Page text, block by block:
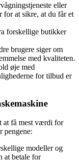
eller
for at sikre, at du får et
forskellige butikker
brugere siger om
med kvaliteten.
øje med
for tilbud er
at få mest værdi for
pengene:
modeller og
at betale for